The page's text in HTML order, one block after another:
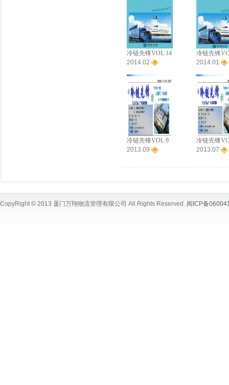
冷链先锋VOL.14
2014.02
冷链先锋
2014.01
冷链先锋VOL.9
2013.09
冷链先锋
2013.07
CopyRight © 2013 厦门万翔物流管理有限公司 All Rights Reserved. 闽ICP备